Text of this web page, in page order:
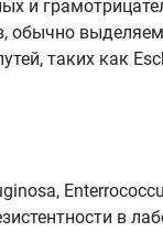
и
обычно
таких как
в